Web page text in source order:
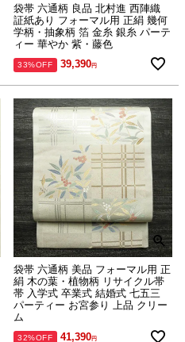
袋帯 六通柄 良品 北村進 西陣織
証紙あり フォーマル用 正絹 幾何
学柄・抽象柄 箔 金糸 銀糸 パーテ
ィー 華やか 紫・藤色
33%OFF 39,390
袋帯 六通柄 美品 フォーマル用 正
絹 木の葉・植物柄 リサイクル帯
帯 入学式 卒業式 結婚式 七五三
パーティー お宮参り 上品 クリー
ム
32%OFF 41,390